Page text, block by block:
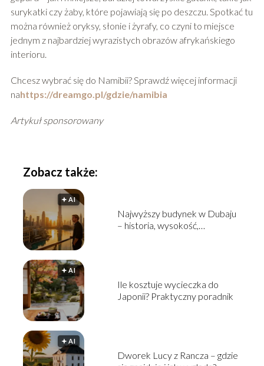
surykatki czy żaby, które pojawiają się po deszczu. Spotkać tu
można również oryksy, słonie i żyrafy, co czyni to miejsce
jednym z najbardziej wyrazistych obrazów afrykańskiego
interioru.
Chcesz wybrać się do Namibii? Sprawdź więcej informacji
nahttps://dreamgo.pl/gdzie/namibia
Artykuł sponsorowany
Zobacz także:
🟅 AI
Najwyższy budynek w Dubaju
– historia, wysokość,
🟅 AI
Ile kosztuje wycieczka do
Japonii? Praktyczny poradnik
🟅 AI
Dworek Lucy z Rancza – gdzie